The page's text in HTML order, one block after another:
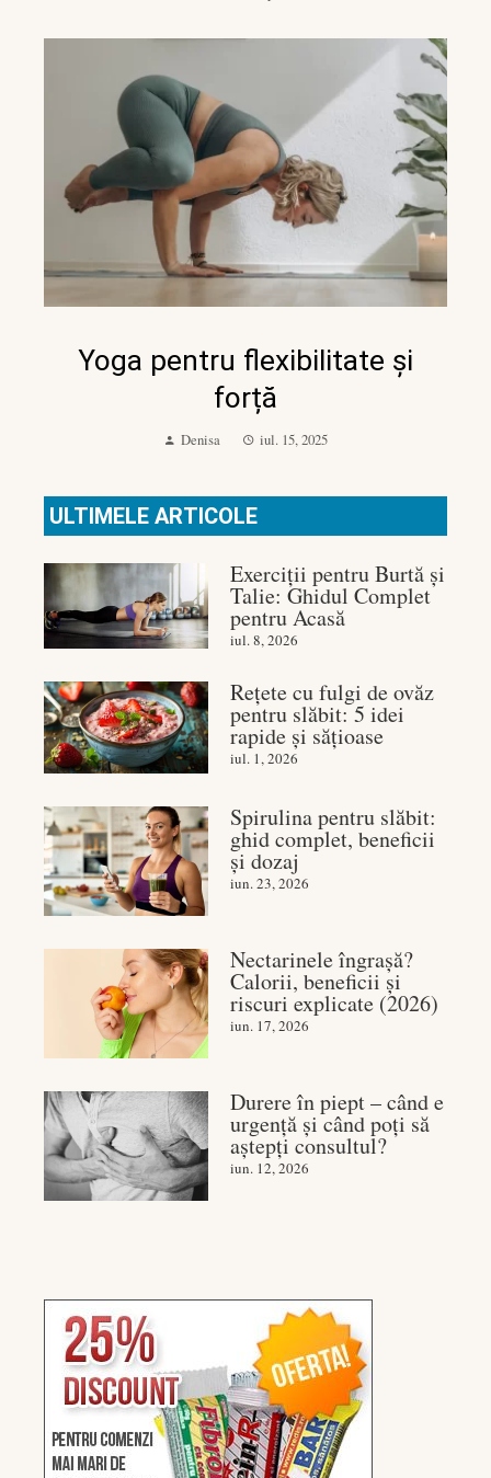
Yoga pentru flexibilitate și
forță
Denisa iul. 15, 2025
ULTIMELE ARTICOLE
Exerciții pentru Burtă și
Talie: Ghidul Complet
pentru Acasă
iul. 8, 2026
Rețete cu fulgi de ovăz
pentru slăbit: 5 idei
rapide și sățioase
iul. 1, 2026
Spirulina pentru slăbit:
ghid complet, beneficii
și dozaj
iun. 23, 2026
Nectarinele îngrașă?
Calorii, beneficii și
riscuri explicate (2026)
iun. 17, 2026
Durere în piept – când e
urgență și când poți să
aștepți consultul?
iun. 12, 2026